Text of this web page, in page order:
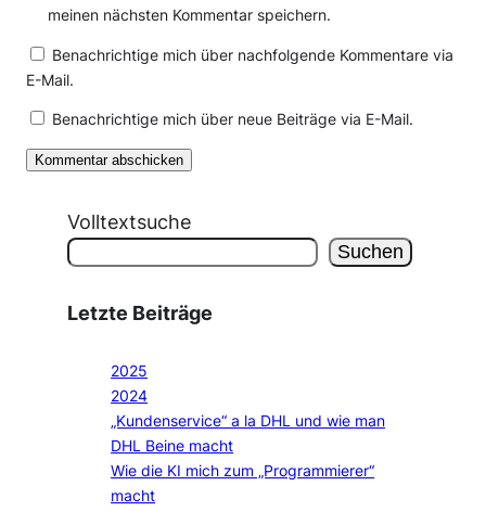
meinen nächsten Kommentar speichern.
Benachrichtige mich über nachfolgende Kommentare via
E-Mail.
Benachrichtige mich über neue Beiträge via E-Mail.
Volltextsuche
Suchen
Letzte Beiträge
2025
2024
„Kundenservice“ a la DHL und wie man
DHL Beine macht
Wie die KI mich zum „Programmierer“
macht